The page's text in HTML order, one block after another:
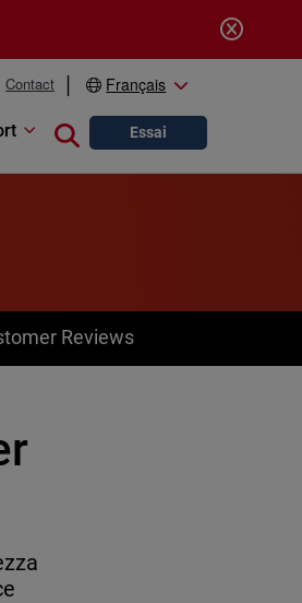
Contact Français
Close search
Essai
Reviews